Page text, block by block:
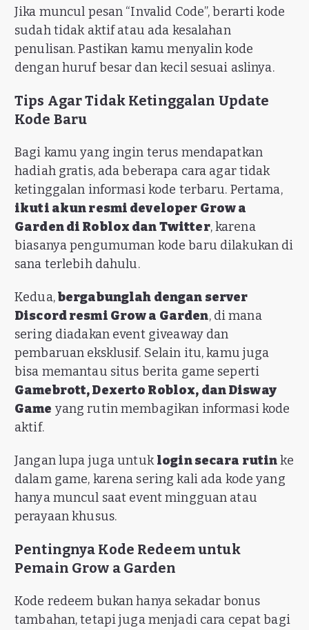
Jika muncul pesan “Invalid Code”, berarti kode
sudah tidak aktif atau ada kesalahan
penulisan. Pastikan kamu menyalin kode
dengan huruf besar dan kecil sesuai aslinya.
Tips Agar Tidak Ketinggalan Update
Kode Baru
Bagi kamu yang ingin terus mendapatkan
hadiah gratis, ada beberapa cara agar tidak
ketinggalan informasi kode terbaru. Pertama,
ikuti akun resmi developer Grow a
Garden di Roblox dan Twitter, karena
biasanya pengumuman kode baru dilakukan di
sana terlebih dahulu.
Kedua,bergabunglah dengan server
Discord resmi Grow a Garden, di mana
sering diadakan event giveaway dan
pembaruan eksklusif. Selain itu, kamu juga
bisa memantau situs berita game seperti
Gamebrott, Dexerto Roblox, dan Disway
Game yang rutin membagikan informasi kode
aktif.
Jangan lupa juga untuklogin secara rutinke
dalam game, karena sering kali ada kode yang
hanya muncul saat event mingguan atau
perayaan khusus.
Pentingnya Kode Redeem untuk
Pemain Grow a Garden
Kode redeem bukan hanya sekadar bonus
tambahan, tetapi juga menjadi cara cepat bagi